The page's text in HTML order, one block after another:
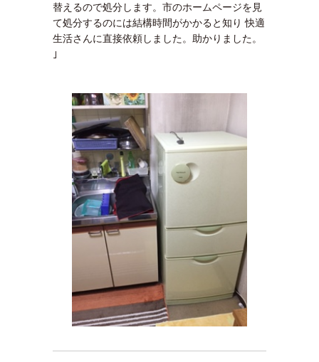
替えるので処分します。市のホームページを見
て処分するのには結構時間がかかると知り 快適
生活さんに直接依頼しました。助かりました。
｣